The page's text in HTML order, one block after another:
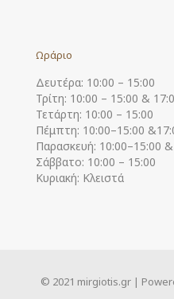
Ωράριο
Δευτέρα: 10:00 – 15:00
Τρίτη: 10:00 – 15:00 &
Τετάρτη: 10:00 – 15:00
Πέμπτη: 10:00–15:00
Παρασκευή: 10:00–15:00
Σάββατο: 10:00 – 15:00
Κυριακή: Κλειστά
© 2021 mirgiotis.gr |